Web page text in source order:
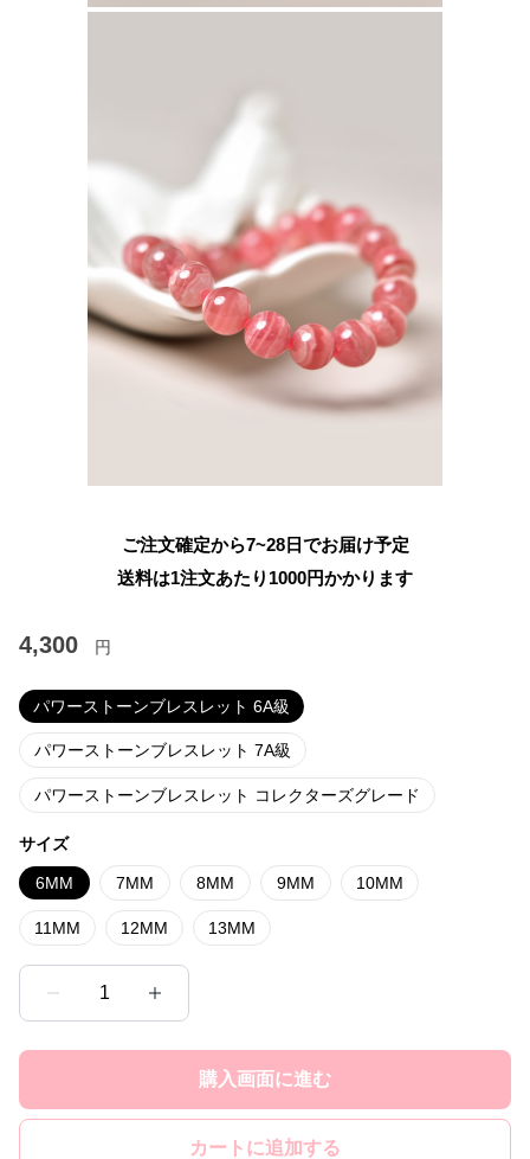
ご注文確定から7~28日でお届け予定
送料は1注文あたり 1000円かかります
4,300 円
パワーストーンブレスレット 6A級
パワーストーンブレスレット 7A級
パワーストーンブレスレット コレクターズグレード
サイズ
6MM 7MM 8MM 9MM 10MM
11MM 12MM 13MM
1
購入画面に進む
カートに追加する